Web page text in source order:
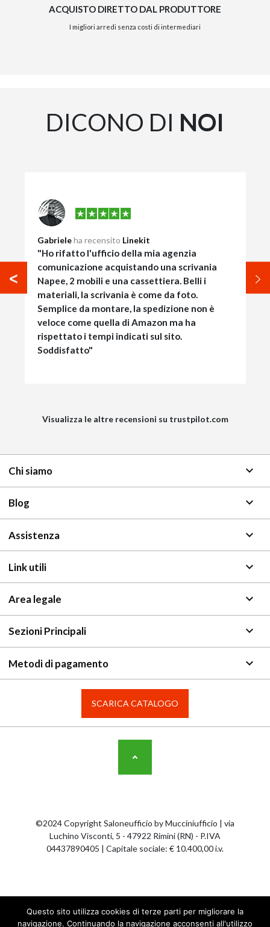
ACQUISTO DIRETTO DAL PRODUTTORE
I migliori arredi senza costi di intermediari
DICONO DI NOI
Gabrieleha recensito Linekit
"Ho rifatto l'ufficio della mia agenzia
comunicazione acquistando una scrivania
Napee, 2 mobili e una cassettiera. Belli i
materiali, la scrivania è come da foto.
Semplice da montare, la spedizione non è
veloce come quella di Amazon ma ha
rispettato i tempi indicati sul sito.
Soddisfatto"
Visualizza le altre recensioni su trustpilot.com
Chi siamo keyboard_arrow_down
Blog keyboard_arrow_down
Assistenza keyboard_arrow_down
Link utili keyboard_arrow_down
Area legale keyboard_arrow_down
Sezioni Principali keyboard_arrow_down
Metodi di pagamento keyboard_arrow_down
SCARICA CATALOGO
©2024 Copyright Saloneufficio by Mucciniufficio | via
Luchino Visconti, 5 - 47922 Rimini (RN) - P.IVA
04437890405 | Capitale sociale: € 10.400,00 i.v.
#ThisIsFlain
Questo sito utilizza cookies di terze parti per migliorare la
navigazione. Continuando la navigazione acconsenti all'utilizzo